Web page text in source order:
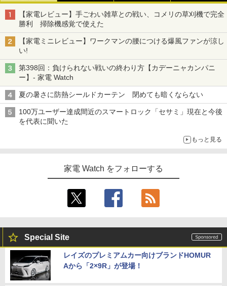
【家電レビュー】手ごわい雑草との戦い、コメリの草刈機で完全
勝利 掃除機感覚で使えた
【家電ミニレビュー】ワークマンの腰につける爆風ファンが涼し
い!
第398回：負けられない戦いの終わり方【カデーニャカンパニ
ー】- 家電 Watch
夏の暑さに防熱シールドカーテン 閉めても暗くならない
100万ユーザー達成間近のスマートロック「セサミ」現在と今後
を代表に聞いた
もっと見る
家電 Watch をフォローする
Special Site
レイズのプレミアムカー向けブランドHOMUR
Aから「2×9R」が登場！